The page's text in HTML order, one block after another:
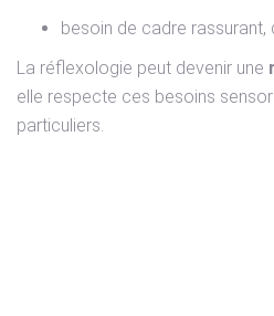
besoin de cadre rassurant,
La réflexologie peut devenir une
elle respecte ces besoins
particuliers.